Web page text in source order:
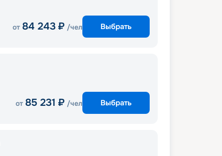
от 84 243 ₽ /чел Выбрать
от 85 231 ₽ /чел Выбрать